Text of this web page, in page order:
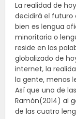
La realidad de
decidirá el futuro
bien es lengua
minoritaria o
reside en las
globalizado de
internet, la
la gente, menos
Así que una de
Ramón(2014) al
de las cuatro